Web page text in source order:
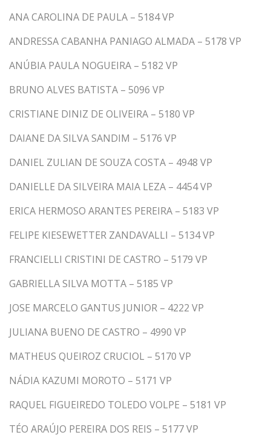
ANA CAROLINA DE PAULA – 5184 VP
ANDRESSA CABANHA PANIAGO ALMADA – 5178 VP
ANÚBIA PAULA NOGUEIRA – 5182 VP
BRUNO ALVES BATISTA – 5096 VP
CRISTIANE DINIZ DE OLIVEIRA – 5180 VP
DAIANE DA SILVA SANDIM – 5176 VP
DANIEL ZULIAN DE SOUZA COSTA – 4948 VP
DANIELLE DA SILVEIRA MAIA LEZA – 4454 VP
ERICA HERMOSO ARANTES PEREIRA – 5183 VP
FELIPE KIESEWETTER ZANDAVALLI – 5134 VP
FRANCIELLI CRISTINI DE CASTRO – 5179 VP
GABRIELLA SILVA MOTTA – 5185 VP
JOSE MARCELO GANTUS JUNIOR – 4222 VP
JULIANA BUENO DE CASTRO – 4990 VP
MATHEUS QUEIROZ CRUCIOL – 5170 VP
NÁDIA KAZUMI MOROTO – 5171 VP
RAQUEL FIGUEIREDO TOLEDO VOLPE – 5181 VP
TÉO ARAÚJO PEREIRA DOS REIS – 5177 VP